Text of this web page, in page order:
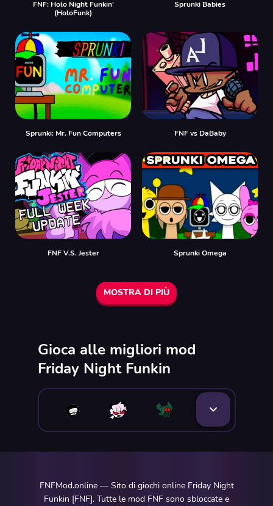
FNF: Holo Night Funkin'
(HoloFunk)
Sprunki Babies
Sprunki: Mr. Fun Computers FNF vs DaBaby
FNF V.S. Jester Sprunki Omega
MOSTRA DI PIÙ
Gioca alle migliori mod
Friday Night Funkin
FNFMod.online — Sito di giochi online Friday Night
Funkin [FNF]. Tutte le mod FNF sono sbloccate e